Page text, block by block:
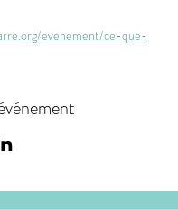
evenement/ce-que-